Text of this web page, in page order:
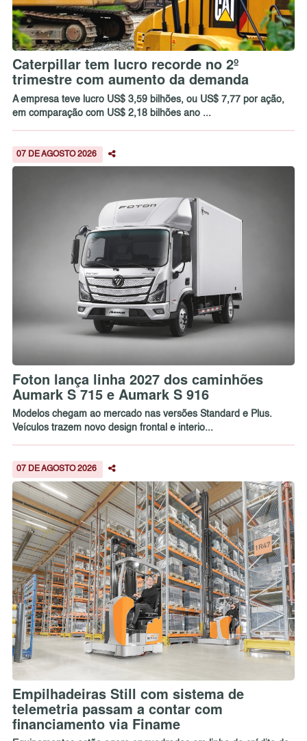
Caterpillar tem lucro recorde no 2º
trimestre com aumento da demanda
A empresa teve lucro US$ 3,59 bilhões, ou US$ 7,77 por ação,
em comparação com US$ 2,18 bilhões ano ...
07 DE AGOSTO 2026
Foton lança linha 2027 dos caminhões
Aumark S 715 e Aumark S 916
Modelos chegam ao mercado nas versões Standard e Plus.
Veículos trazem novo design frontal e interio...
07 DE AGOSTO 2026
Empilhadeiras Still com sistema de
telemetria passam a contar com
financiamento via Finame